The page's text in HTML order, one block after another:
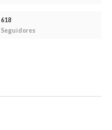
618
Seguidores